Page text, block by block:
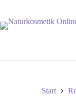
Start